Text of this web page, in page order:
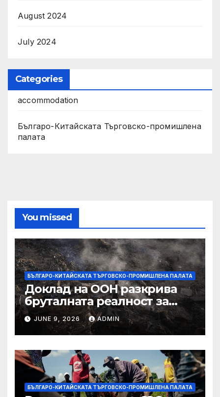
August 2024
July 2024
Categories
accommodation
Българо-Китайската Търговско-промишлена
палата
You missed
БЪЛГАРО-КИТАЙСКАТА ТЪРГОВСКО-ПРОМИШЛЕНА ПАЛАТА
Доклад на ООН разкрива
бруталната реалност за
палестинците в Газа,
Западния бряг
JUNE 9, 2026 ADMIN
БЪЛГАРО-КИТАЙСКАТА ТЪРГОВСКО-ПРОМИШЛЕНА ПАЛАТА